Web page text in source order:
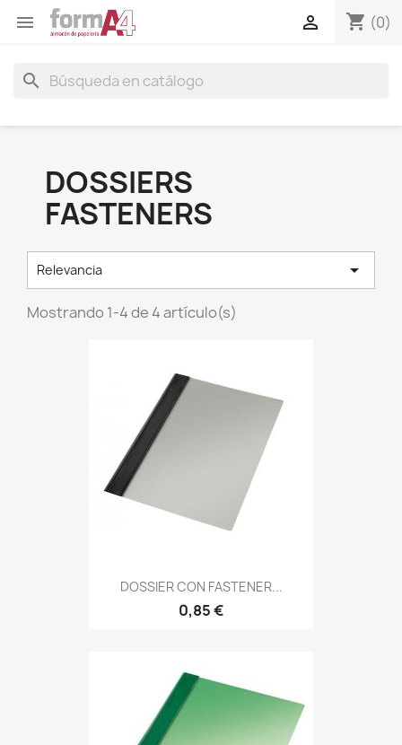
 shopping_cart (0)

search
DOSSIERS
FASTENERS
Relevancia 
Mostrando 1-4 de 4 artículo(s)
DOSSIER CON FASTENER...
0,85 €